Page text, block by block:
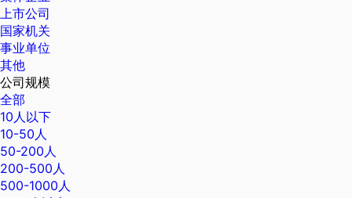
上市公司
国家机关
事业单位
其他
公司规模
全部
10人以下
10-50人
50-200人
200-500人
500-1000人